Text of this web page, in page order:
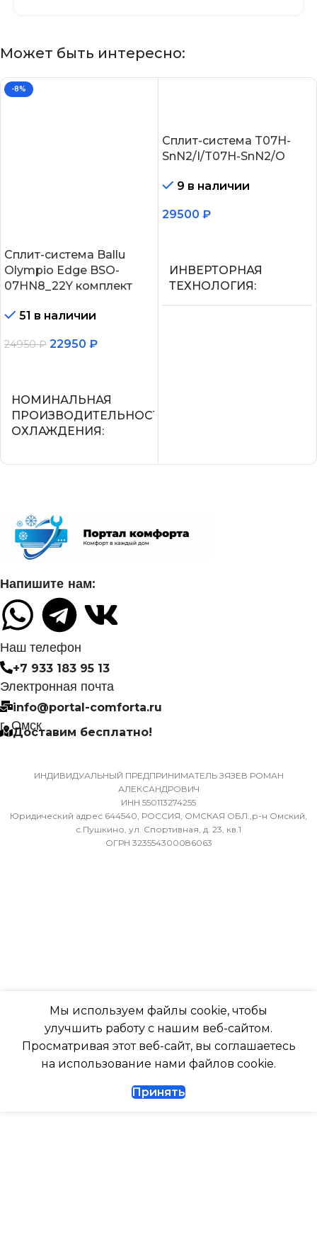
Может быть интересно:
-8%
Сплит-система Ballu
Olympio Edge BSO-
07HN8_22Y комплект
51 в наличии
24950₽ 22950 ₽
НОМИНАЛЬНАЯ
ПРОИЗВОДИТЕЛЬНОСТЬ
ОХЛАЖДЕНИЯ
2.05
УПРАВЛЕНИЕ C МОБИЛЬНОГО
Нет
СИСТЕМА
САМОДИАГНОСТИКИ
НЕИСПРАВНОСТИ
Да
МИН. РАБОЧАЯ ТЕМПЕРАТУРА
ДИАМЕТР ТРУБ (ЖИДКОСТЬ)
Сплит-система T07H-
SnN2/I/T07H-SnN2/O
9 в наличии
29500 ₽
ИНВЕРТОРНАЯ
ТЕХНОЛОГИЯ
0,700
ЭФФЕКТИВЕН ДЛЯ
ПОМЕЩ. ПЛОЩАДЬЮ
ДО
247
ГЛУБИНА ВНЕШНЕГО
БЛОКА
Напишите нам:
Наш телефон
+7 933 183 95 13
Электронная почта
info@portal-comforta.ru
г. Омск
Доставим бесплатно!
ИНДИВИДУАЛЬНЫЙ ПРЕДПРИНИМАТЕЛЬ ЗЯЗЕВ РОМАН
АЛЕКСАНДРОВИЧ
ИНН 550113274255
Юридический адрес 644540, РОССИЯ, ОМСКАЯ ОБЛ.,р-н Омский,
с.Пушкино, ул. Спортивная, д. 23, кв.1
ОГРН 323554300086063
Мы используем файлы cookie, чтобы
улучшить работу с нашим веб-сайтом.
Просматривая этот веб-сайт, вы соглашаетесь
на использование нами файлов cookie.
Принять